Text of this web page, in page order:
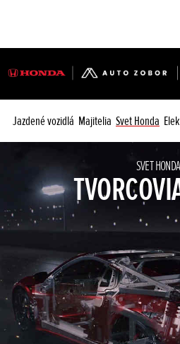
Jazdené vozidlá Majitelia Svet Honda
SVET HONDA